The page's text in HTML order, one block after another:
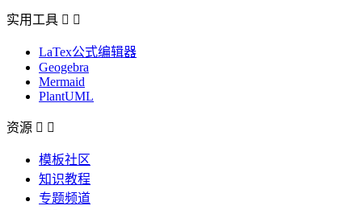
实用工具  
LaTex公式编辑器
Geogebra
Mermaid
PlantUML
资源  
模板社区
知识教程
专题频道